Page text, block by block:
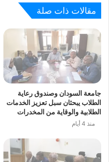
مقالات ذات صلة
جامعة السودان وصندوق رعاية
الطلاب يبحثان سبل تعزيز الخدمات
الطلابية والوقاية من المخدرات
منذ 4 أيام